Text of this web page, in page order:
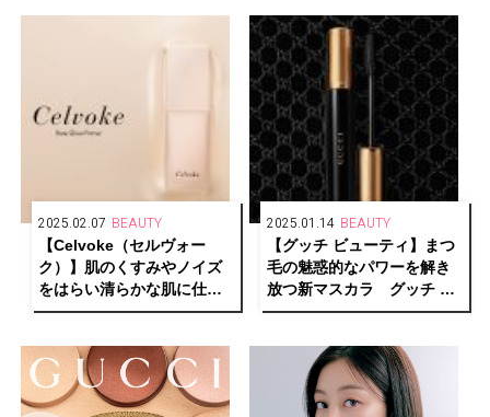
2025.02.07 BEAUTY
【Celvoke（セルヴォー
ク）】肌のくすみやノイズ
をはらい清らかな肌に仕立
てる“レア艶”プライマーが
2025.01.14 BEAUTY
【グッチ ビューティ】まつ
毛の魅惑的なパワーを解き
放つ新マスカラ グッチ マ
スカラ ル マニエティスム